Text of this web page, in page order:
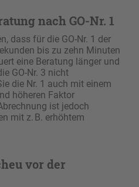
nach GO-Nr. 1
dass für die GO-Nr. 1 der
bis zu zehn Minuten
eine Beratung länger und
GO-Nr. 3 nicht
die Nr. 1 auch mit einem
höheren Faktor
ist jedoch
mit z. B. erhöhtem
vor der